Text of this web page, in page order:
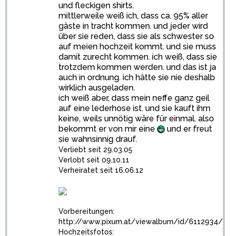
und fleckigen shirts.
mittlerweile weiß ich, dass ca. 95% aller
gäste in tracht kommen. und jeder wird
über sie reden, dass sie als schwester so
auf meien hochzeit kommt. und sie muss
damit zurecht kommen. ich weiß, dass sie
trotzdem kommen werden. und das ist ja
auch in ordnung. ich hätte sie nie deshalb
wirklich ausgeladen.
ich weiß aber, dass mein neffe ganz geil
auf eine lederhose ist. und sie kauft ihm
keine, weils unnötig wäre für einmal. also
bekommt er von mir eine
und er freut
sie wahnsinnig drauf.
Verliebt seit 29.03.05
Verlobt seit 09.10.11
Verheiratet seit 16.06.12
Vorbereitungen:
http://www.pixum.at/viewalbum/id/6112934/
Hochzeitsfotos: